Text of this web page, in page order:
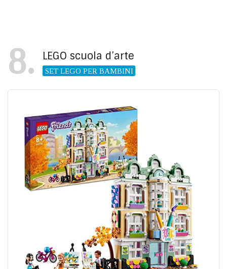
8 LEGO scuola d’arte
SET LEGO PER BAMBINI